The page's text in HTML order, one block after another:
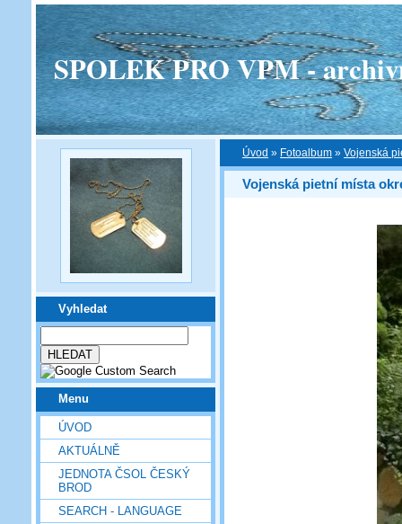
SPOLEK PRO VPM -
Vyhledat
Menu
ÚVOD
AKTUÁLNĚ
JEDNOTA ČSOL ČESKÝ
BROD
SEARCH - LANGUAGE
Úvod » Fotoalbum » Vojenská
Vojenská pietní místa